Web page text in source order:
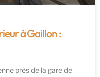
à Gaillon :
près de la gare de